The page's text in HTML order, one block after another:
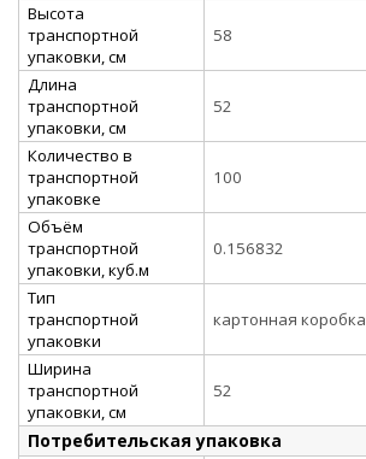
Высота
транспортной
упаковки, см
58
Длина
транспортной
упаковки, см
52
Количество в
транспортной
упаковке
100
Объём
транспортной
упаковки, куб.м
0.156832
Тип
транспортной
упаковки
картонная коробка
Ширина
транспортной
упаковки, см
52
Потребительская упаковка